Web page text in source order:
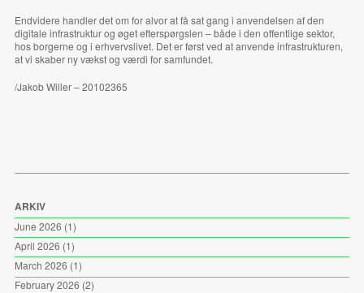
Endvidere handler det om for alvor at få sat gang i anvendelsen af den
digitale infrastruktur og øget efterspørgslen – både i den offentlige sektor,
hos borgerne og i erhvervslivet. Det er først ved at anvende infrastrukturen,
at vi skaber ny vækst og værdi for samfundet.
/Jakob Willer – 20102365
ARKIV
June 2026 (1)
April 2026 (1)
March 2026 (1)
February 2026 (2)